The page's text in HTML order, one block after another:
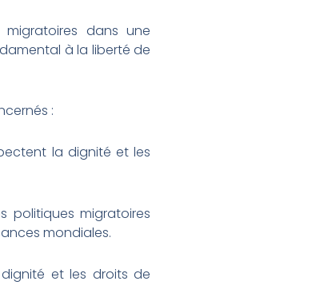
dans une
à la liberté de
:
la dignité et les
politiques migratoires
mondiales.
et les droits de